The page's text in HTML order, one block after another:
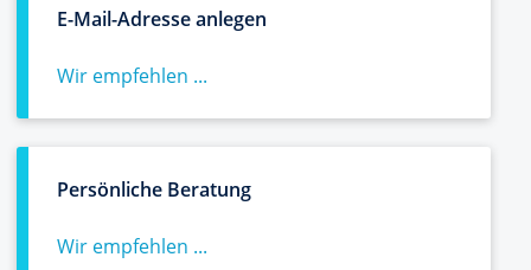
E-Mail-Adresse anlegen
Wir empfehlen ...
Persönliche Beratung
Wir empfehlen ...